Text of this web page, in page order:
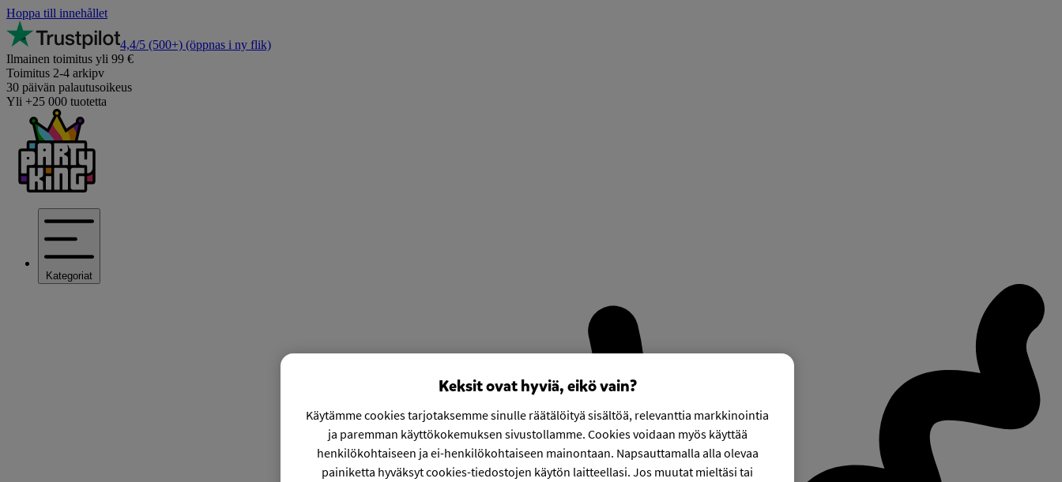
Hoppa till innehållet
4,4/5 (500+) (öppnas i ny flik)
Ilmainen toimitus yli 99 €
Toimitus 2-4 arkipv
30 päivän palautusoikeus
Yli +25 000 tuotetta
Kategoriat
Keksit ovat hyviä, eikö vain?
Käytämme cookies tarjotaksemme sinulle räätälöityä sisältöä, relevanttia markkinointia
ja paremman käyttökokemuksen sivustollamme. Cookies voidaan myös käyttää
henkilökohtaiseen ja ei-henkilökohtaiseen mainontaan. Napsauttamalla alla olevaa
painiketta hyväksyt cookies-tiedostojen käytön laitteellasi. Jos muutat mieltäsi tai